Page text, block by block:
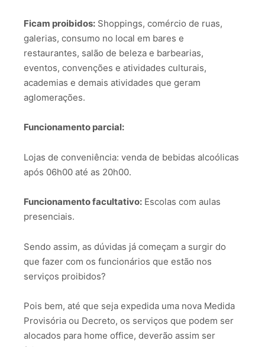
Ficam proibidos: Shoppings, comércio de ruas,
galerias, consumo no local em bares e
restaurantes, salão de beleza e barbearias,
eventos, convenções e atividades culturais,
academias e demais atividades que geram
aglomerações.
Funcionamento parcial:
Lojas de conveniência: venda de bebidas alcoólicas
após 06h00 até as 20h00.
Funcionamento facultativo: Escolas com aulas
presenciais.
Sendo assim, as dúvidas já começam a surgir do
que fazer com os funcionários que estão nos
serviços proibidos?
Pois bem, até que seja expedida uma nova Medida
Provisória ou Decreto, os serviços que podem ser
alocados para home office, deverão assim ser